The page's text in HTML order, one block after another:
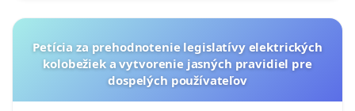
Petícia za prehodnotenie legislatívy elektrických
kolobežiek a vytvorenie jasných pravidiel pre
dospelých používateľov